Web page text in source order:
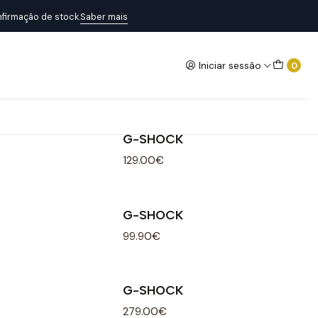
Iniciar sessão 0
de stock.Saber mais
G-SHOCK
129.00€
G-SHOCK
99.90€
G-SHOCK
279.00€